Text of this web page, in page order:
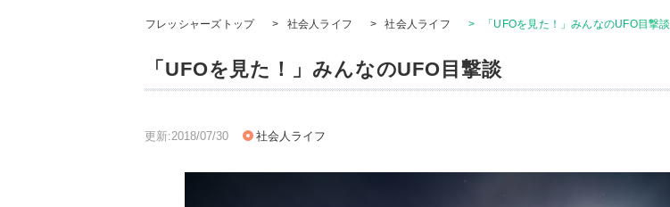
フレッシャーズトップ > 社会人ライフ > 社会人ライフ > 「UFOを見た！」みんなのUFO目撃談
「UFOを見た！」みんなのUFO目撃談
更新:2018/07/30 社会人ライフ